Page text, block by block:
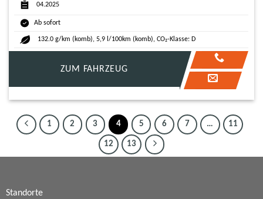
04.2025
Ab sofort
132.0 g/km (komb), 5,9 l/100km (komb), CO₂-Klasse: D
ZUM FAHRZEUG
1 2 3 4 5 6 7 … 11
12 13
Standorte